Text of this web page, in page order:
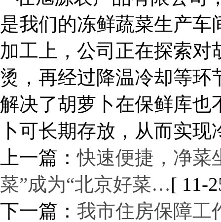
是我们的冻鲜蔬菜生产车
加工上，公司正在探索
烫，再经过降温冷却等环
解决了胡萝卜在保鲜库也
卜可长期存放，从而实
上一篇：快速便捷，净
菜”成为“北京好菜…[ 11-
下一篇： 我市住房保障工